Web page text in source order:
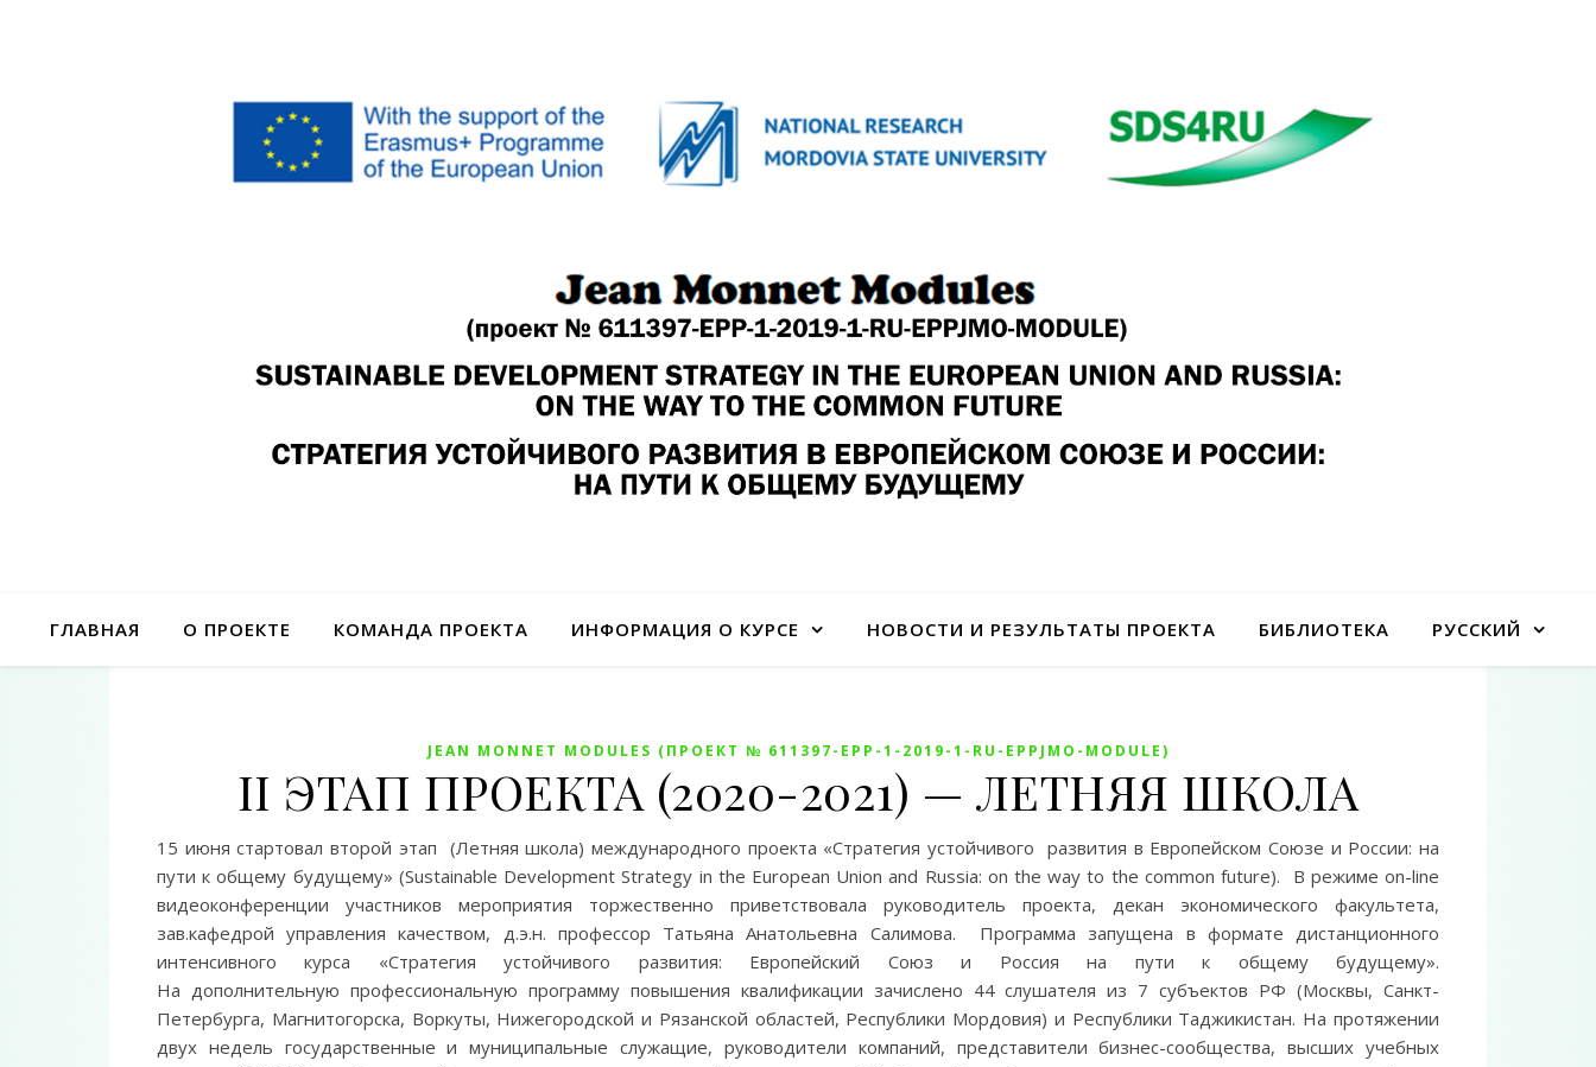
ГЛАВНАЯ О ПРОЕКТЕ КОМАНДА ПРОЕКТА ИНФОРМАЦИЯ О КУРСЕ НОВОСТИ И РЕЗУЛЬТАТЫ ПРОЕКТА БИБЛИОТЕКА РУССКИЙ
JEAN MONNET MODULES (ПРОЕКТ № 611397-EPP-1-2019-1-RU-EPPJMO-MODULE)
II ЭТАП ПРОЕКТА (2020-2021) — ЛЕТНЯЯ ШКОЛА
15 июня стартовал второй этап (Летняя школа) международного проекта «Стратегия устойчивого развития в Европейском Союзе и России: на
пути к общему будущему» (Sustainable Development Strategy in the European Union and Russia: on the way to the common future). В режиме on-line
видеоконференции участников мероприятия торжественно приветствовала руководитель проекта, декан экономического факультета,
зав.кафедрой управления качеством, д.э.н. профессор Татьяна Анатольевна Салимова. Программа запущена в формате дистанционного
интенсивного курса «Стратегия устойчивого развития: Европейский Союз и Россия на пути к общему будущему».
На дополнительную профессиональную программу повышения квалификации зачислено 44 слушателя из 7 субъектов РФ (Москвы, Санкт-
Петербурга, Магнитогорска, Воркуты, Нижегородской и Рязанской областей, Республики Мордовия) и Республики Таджикистан. На протяжении
двух недель государственные и муниципальные служащие, руководители компаний, представители бизнес-сообщества, высших учебных